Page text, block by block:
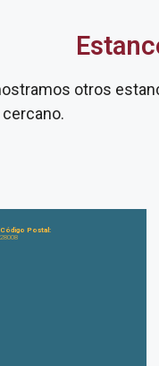
otros
Código Postal:
28008